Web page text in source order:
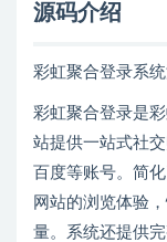
源码介绍
彩虹聚合登录系
彩虹聚合登录是
站提供一站式社
百度等账号。简
网站的浏览体验
量。系统还提供